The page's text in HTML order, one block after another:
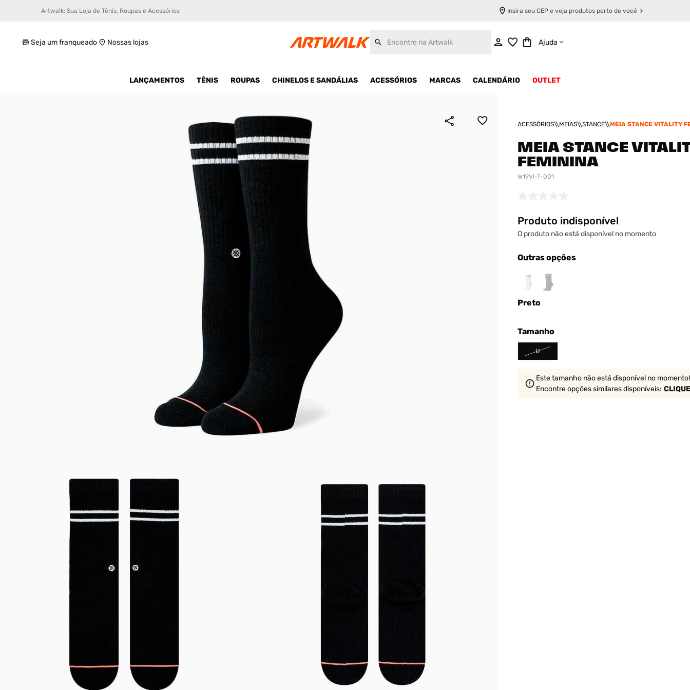
Artwalk: Sua Loja de Tênis, Roupas e Acessórios Insira seu CEP e veja produtos perto de você
Seja um franqueado Nossas lojas Ajuda
LANÇAMENTOS TÊNIS ROUPAS CHINELOS E SANDÁLIAS ACESSÓRIOS MARCAS CALENDÁRIO OUTLET
ACESSÓRIOS MEIAS STANCE MEIA STANCE VITALITY
MEIA STANCE
FEMININA
W19VI-T-001
Produto indisponível
O produto não está disponível no momento
Outras opções
Preto
Tamanho
U
Este tamanho não está disponível no momento!
Encontre opções similaresdisponíveis:
Meia Stance Vitality Feminina